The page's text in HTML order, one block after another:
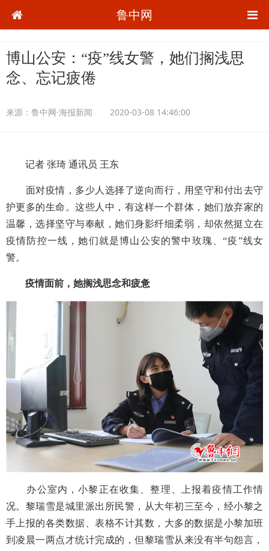
鲁中网
博山公安：“疫”线女警，她们搁浅思
念、忘记疲倦
来源： 鲁中网·海报新闻 2020-03-08 14:46:00
记者 张琦 通讯员 王东
面对疫情，多少人选择了逆向而行，用坚守和付出去守
护更多的生命。这些人中，有这样一个群体，她们放弃家的
温馨，选择坚守与奉献，她们身影纤细柔弱，却依然挺立在
疫情防控一线，她们就是博山公安的警中玫瑰、“疫”线女
警。
疫情面前，她搁浅思念和疲惫
办公室内，小黎正在收集、整理、上报着疫情工作情
况。黎瑞雪是城里派出所民警，从大年初三至今，经小黎之
手上报的各类数据、表格不计其数，大多的数据是小黎加班
到凌晨一两点才统计完成的，但黎瑞雪从来没有半句怨言，